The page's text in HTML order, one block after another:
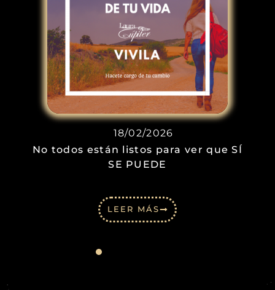
18/02/2026
No todos están listos para ver que SÍ
SE PUEDE
LEER MÁS